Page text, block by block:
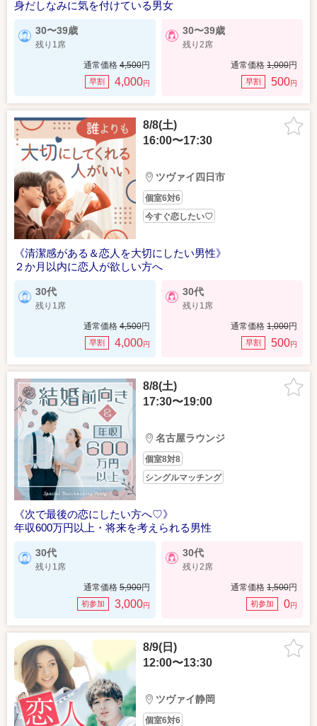
身だしなみに気を付けている男女
30〜39歳
残り1席
通常価格 4,500円
早割 4,000円
30〜39歳
残り2席
通常価格 1,000円
早割 500円
8/8(土)
16:00〜17:30
ツヴァイ四日市
個室6対6
今すぐ恋したい♡
《清潔感がある＆恋人を大切にしたい男性》
２か月以内に恋人が欲しい方へ
30代
残り1席
通常価格 4,500円
早割 4,000円
30代
残り1席
通常価格 1,000円
早割 500円
8/8(土)
17:30〜19:00
名古屋ラウンジ
個室8対8
シングルマッチング
《次で最後の恋にしたい方へ♡》
年収600万円以上・将来を考えられる男性
30代
残り1席
通常価格 5,900円
初参加 3,000円
30代
残り2席
通常価格 1,500円
初参加 0円
8/9(日)
12:00〜13:30
ツヴァイ静岡
個室6対6